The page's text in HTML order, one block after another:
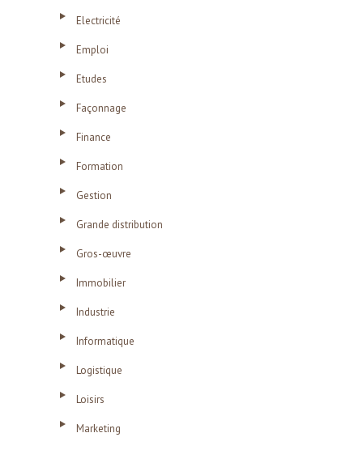
Electricité
Emploi
Etudes
Façonnage
Finance
Formation
Gestion
Grande distribution
Gros-œuvre
Immobilier
Industrie
Informatique
Logistique
Loisirs
Marketing